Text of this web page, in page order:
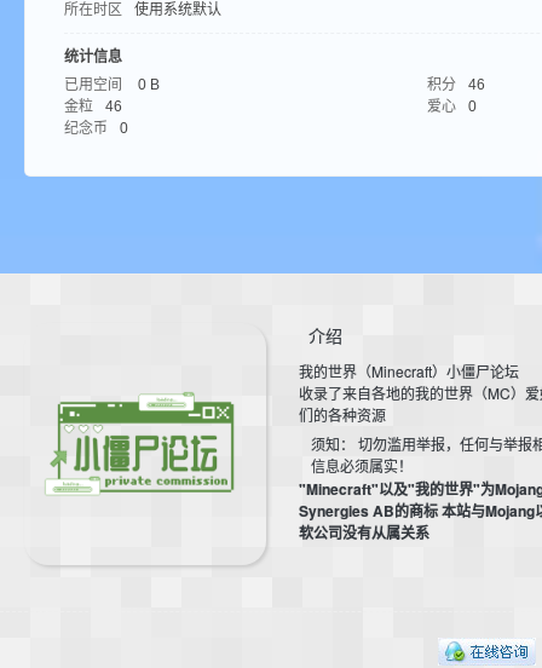
所在时区
使用系统默认
统计信息
已用空间
0 B 积分
46
金粒
46 爱心
0
纪念币
0
介绍
我的世界（Minecraft）小僵尸论坛
收录了来自各地的我的世界（MC）
们的各种资源
须知： 切勿滥用举报，任何与举报
信息必须属实！
"Minecraft"以及"我的世界"为
Synergies AB的商标 本站与Mojang
软公司没有从属关系